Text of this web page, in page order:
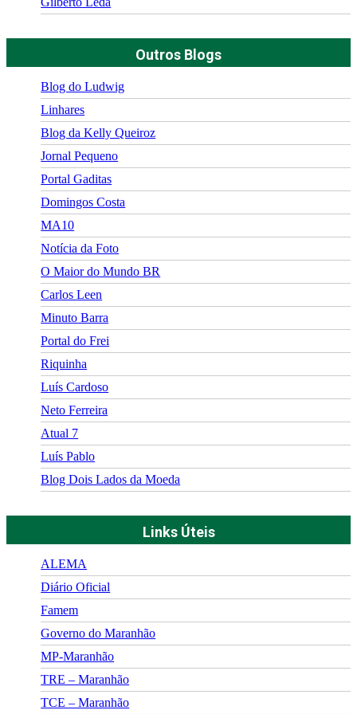
Outros Blogs
Blog do Ludwig
Linhares
Blog da Kelly Queiroz
Jornal Pequeno
Portal Gaditas
Domingos Costa
MA10
Notícia da Foto
O Maior do Mundo BR
Carlos Leen
Minuto Barra
Portal do Frei
Riquinha
Luís Cardoso
Neto Ferreira
Atual 7
Luís Pablo
Blog Dois Lados da Moeda
Links Úteis
ALEMA
Diário Oficial
Famem
Governo do Maranhão
MP-Maranhão
TRE – Maranhão
TCE – Maranhão